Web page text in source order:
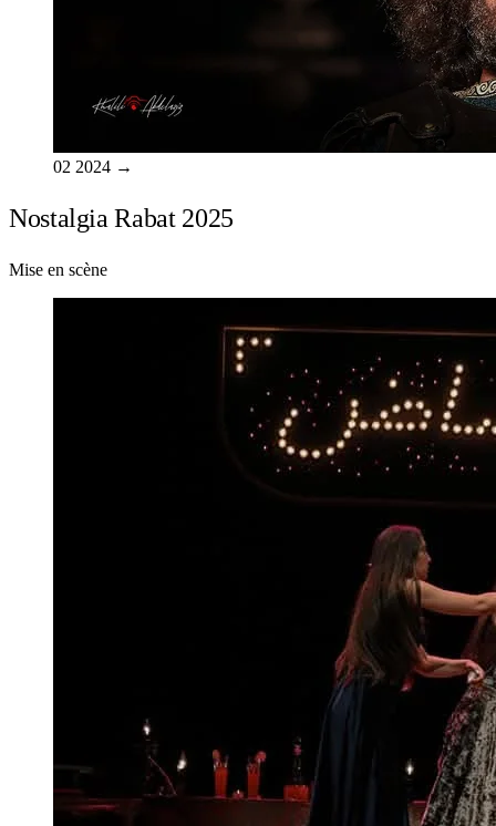
02 2024 →
Nostalgia Rabat 2025
Mise en scène